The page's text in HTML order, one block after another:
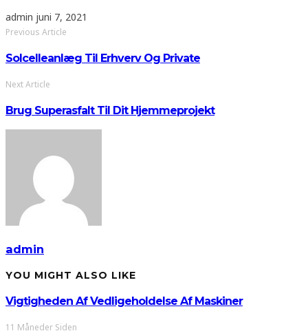
admin juni 7, 2021
Previous Article
Solcelleanlæg Til Erhverv Og Private
Next Article
Brug Superasfalt Til Dit Hjemmeprojekt
admin
YOU MIGHT ALSO LIKE
Vigtigheden Af Vedligeholdelse Af Maskiner
11 Måneder Siden